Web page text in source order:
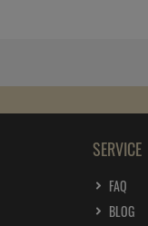
SERVICE
FAQ
BLOG